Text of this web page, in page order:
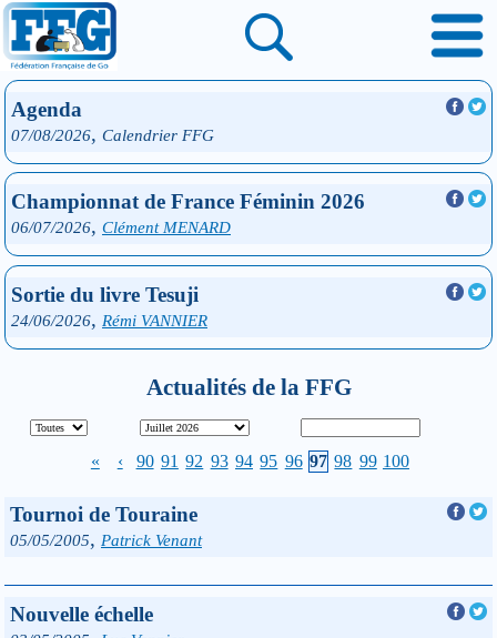
Agenda
07/08/2026, Calendrier FFG
Championnat de France Féminin 2026
06/07/2026, Clément MENARD
Sortie du livre Tesuji
24/06/2026, Rémi VANNIER
Actualités de la FFG
« ‹ 90 91 92 93 94 95 96 97 98 99 100
Tournoi de Touraine
05/05/2005, Patrick Venant
Nouvelle échelle